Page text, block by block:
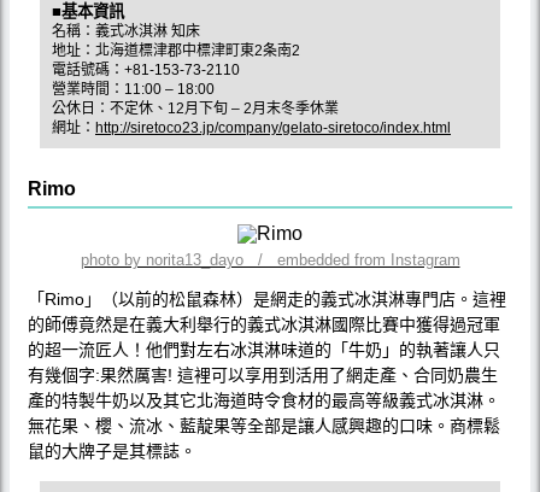
■基本資訊
名稱：義式冰淇淋 知床
地址：北海道標津郡中標津町東2条南2
電話號碼：+81-153-73-2110
營業時間：11:00 – 18:00
公休日：不定休、12月下旬 – 2月末冬季休業
網址： http://siretoco23.jp/company/gelato-siretoco/index.html
Rimo
photo by norita13_dayo / embedded from Instagram
「Rimo」（以前的松鼠森林）是網走的義式冰淇淋專門店。這裡
的師傅竟然是在義大利舉行的義式冰淇淋國際比賽中獲得過冠軍
的超一流匠人！他們對左右冰淇淋味道的「牛奶」的執著讓人只
有幾個字:果然厲害! 這裡可以享用到活用了網走產、合同奶農生
產的特製牛奶以及其它北海道時令食材的最高等級義式冰淇淋。
無花果、櫻、流冰、藍靛果等全部是讓人感興趣的口味。商標鬆
鼠的大牌子是其標誌。